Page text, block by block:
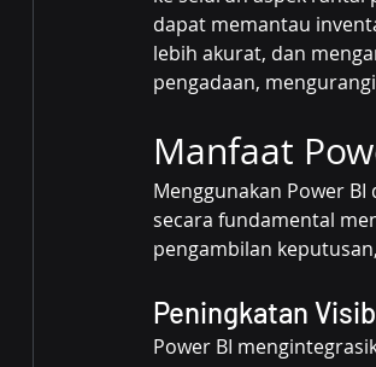
dapat memantau
lebih akurat, dan
pengadaan,
Manfaat
Menggunakan Power
secara fundamental
pengambilan
Peningkatan
Power BI